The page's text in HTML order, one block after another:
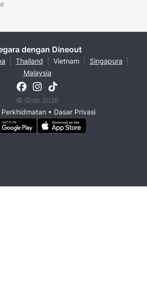
dengan Dineout
Thailand Vietnam Singapura
Malaysia
© Grab 2026
Perkhidmatan• Dasar Privasi